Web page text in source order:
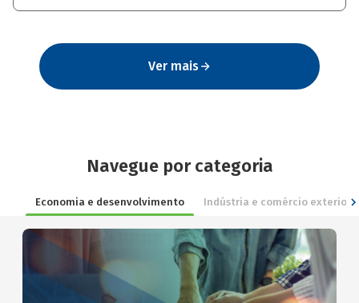
Ver mais
Navegue por categoria
Economia e desenvolvimento Indústria e comércio exterior